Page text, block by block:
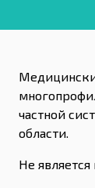
частной
области.
Не